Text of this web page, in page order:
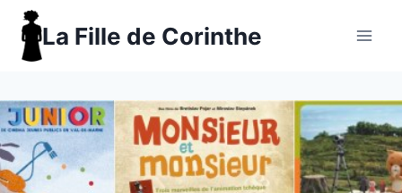
Aller
contenu
La Fille de Corinthe